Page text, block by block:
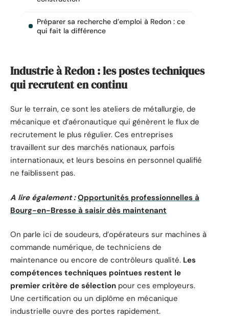
Préparer sa recherche d’emploi à Redon : ce
qui fait la différence
Industrie à Redon : les postes techniques
qui recrutent en continu
Sur le terrain, ce sont les ateliers de métallurgie, de
mécanique et d’aéronautique qui génèrent le flux de
recrutement le plus régulier. Ces entreprises
travaillent sur des marchés nationaux, parfois
internationaux, et leurs besoins en personnel qualifié
ne faiblissent pas.
A lire également : Opportunités professionnelles à
Bourg-en-Bresse à saisir dès maintenant
On parle ici de soudeurs, d’opérateurs sur machines à
commande numérique, de techniciens de
maintenance ou encore de contrôleurs qualité. Les
compétences techniques pointues restent le
premier critère de sélection pour ces employeurs.
Une certification ou un diplôme en mécanique
industrielle ouvre des portes rapidement.